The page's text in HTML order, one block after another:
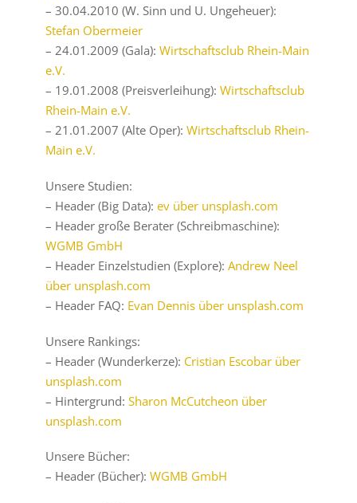
– 30.04.2010 (W. Sinn und U. Ungeheuer):
Stefan Obermeier
– 24.01.2009 (Gala): Wirtschaftsclub Rhein-Main
e.V.
– 19.01.2008 (Preisverleihung): Wirtschaftsclub
Rhein-Main e.V.
– 21.01.2007 (Alte Oper): Wirtschaftsclub Rhein-
Main e.V.
Unsere Studien:
– Header (Big Data): ev über unsplash.com
– Header große Berater (Schreibmaschine):
WGMB GmbH
– Header Einzelstudien (Explore): Andrew Neel
über unsplash.com
– Header FAQ: Evan Dennis über unsplash.com
Unsere Rankings:
– Header (Wunderkerze): Cristian Escobar über
unsplash.com
– Hintergrund: Sharon McCutcheon über
unsplash.com
Unsere Bücher:
– Header (Bücher): WGMB GmbH